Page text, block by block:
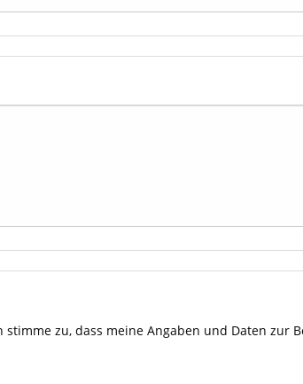
stimme zu, dass meine Angaben und Daten